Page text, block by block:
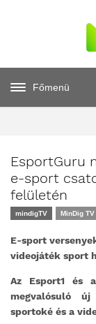
Főmenü
EsportGuru
e-sport
felületén
mindigTV MinDig
E-sport
videojáték sport
Az Esport1 és
megvalósuló
sportoké és a